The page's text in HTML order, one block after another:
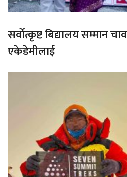
सर्वोत्कृष्ट बिद्यालय सम्मान
एकेडेमीलाई